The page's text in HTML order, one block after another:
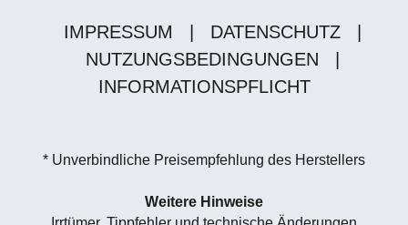
IMPRESSUM DATENSCHUTZ
NUTZUNGSBEDINGUNGEN
INFORMATIONSPFLICHT
* Unverbindliche Preisempfehlung des Herstellers
Weitere Hinweise